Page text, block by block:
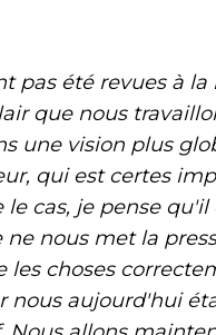
pas été revues à
que nous
une vision plus
qui est certes
cas, je pense
nous met la
les choses
aujourd'hui